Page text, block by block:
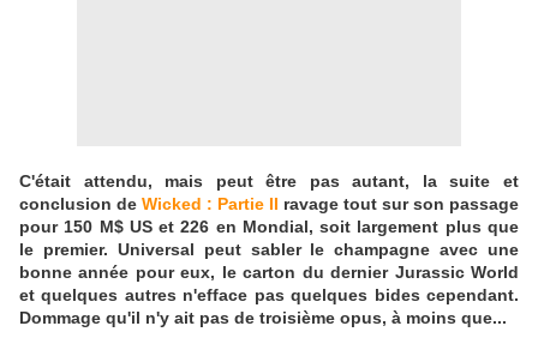
C'était attendu, mais peut être pas autant, la suite et
conclusion de Wicked : Partie II ravage tout sur son passage
pour 150 M$ US et 226 en Mondial, soit largement plus que
le premier. Universal peut sabler le champagne avec une
bonne année pour eux, le carton du dernier Jurassic World
et quelques autres n'efface pas quelques bides cependant.
Dommage qu'il n'y ait pas de troisième opus, à moins que...